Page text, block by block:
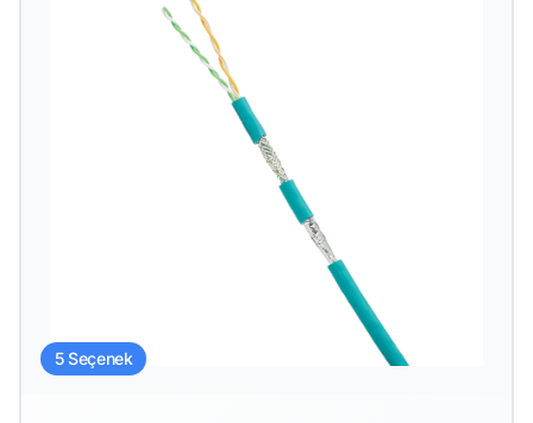
5 Seçenek